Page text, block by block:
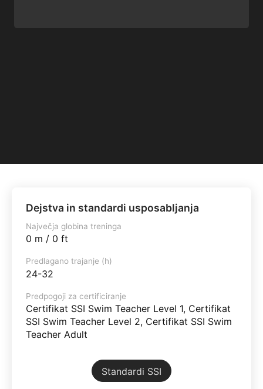
Dejstva in standardi usposabljanja
Največja globina treninga
0 m / 0 ft
Predlagano trajanje (h)
24-32
Predpogoji za certificiranje
Certifikat SSI Swim Teacher Level 1, Certifikat
SSI Swim Teacher Level 2, Certifikat SSI Swim
Teacher Adult
Standardi SSI